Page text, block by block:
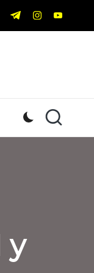
twitter.com
t.me
y